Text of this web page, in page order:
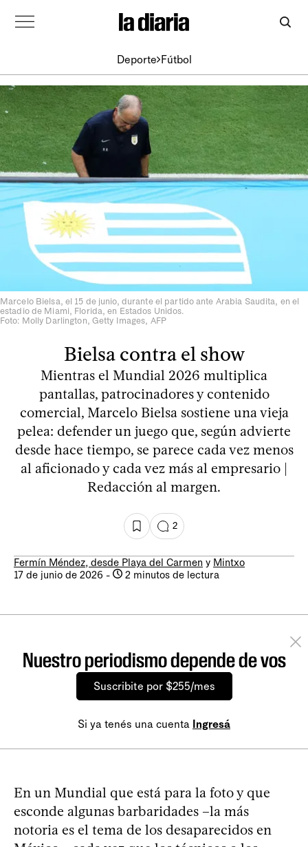
Deporte Fútbol
Marcelo Bielsa, el 15 de junio, durante el partido ante Arabia Saudita, en el
estadio de Miami, Florida, en Estados Unidos.
Foto: Molly Darlington, Getty Images, AFP
Bielsa contra el show
Mientras el Mundial 2026 multiplica
pantallas, patrocinadores y contenido
comercial, Marcelo Bielsa sostiene una vieja
pelea: defender un juego que, según advierte
desde hace tiempo, se parece cada vez menos
al aficionado y cada vez más al empresario |
Redacción al margen.
2
Fermín Méndez, desde Playa del Carmen y Mintxo
17 de junio de 2026 - 2 minutos de lectura
Nuestro periodismo depende de vos
Suscribite por $255/mes
Si ya tenés una cuenta Ingresá
En un Mundial que está para la foto y que
esconde algunas barbaridades –la más
notoria es el tema de los desaparecidos en